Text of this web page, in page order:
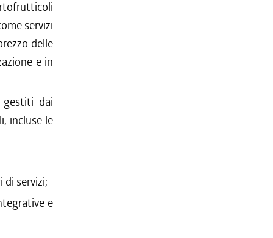
servizi
delle
e in
dai
incluse le
di servizi;
e